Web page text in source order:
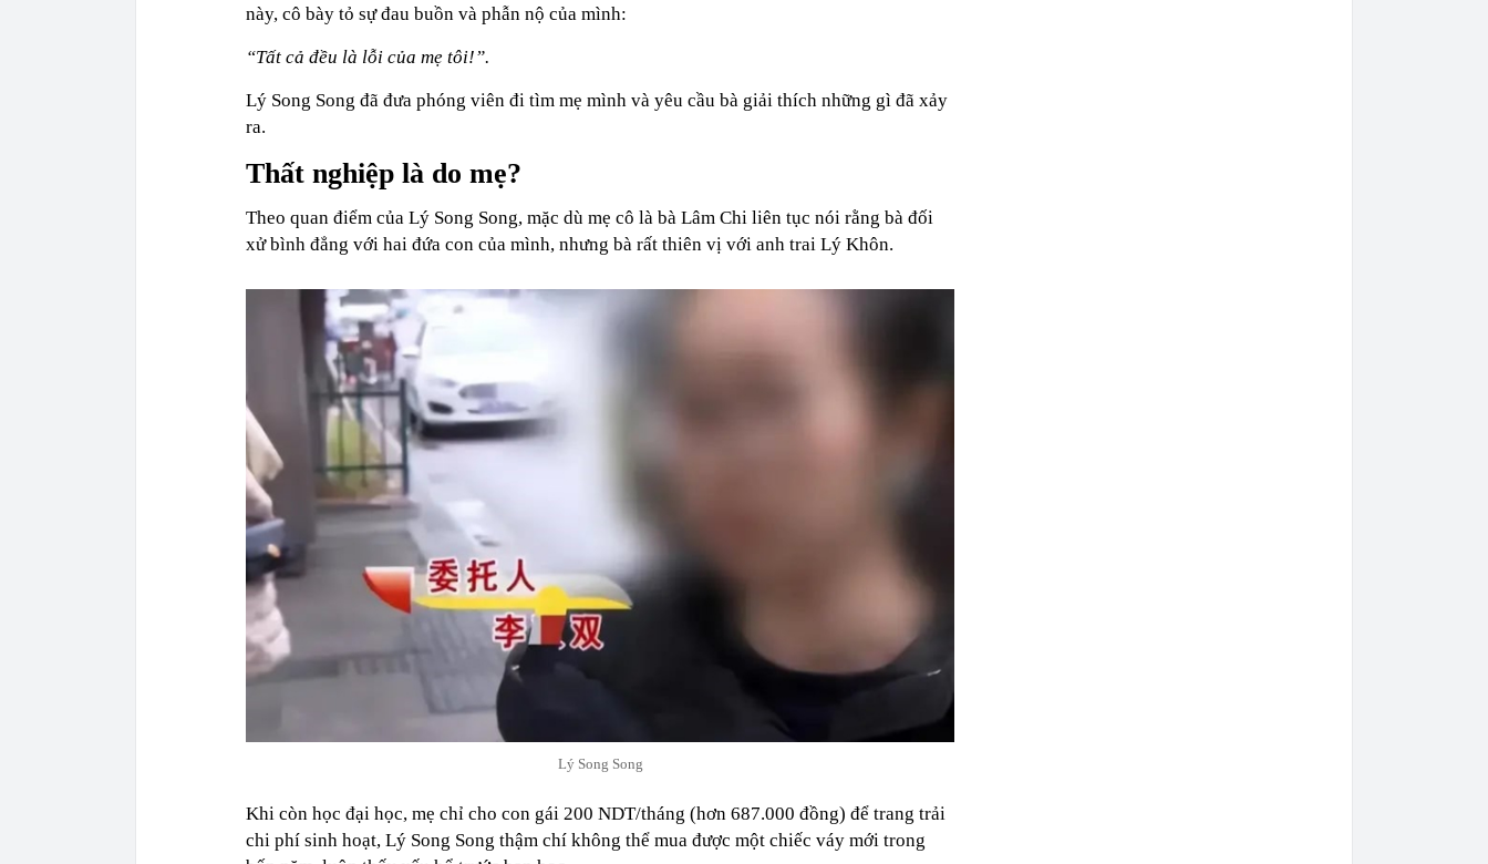
09:46
Công an thông báo khẩn đến người dùng VNeID thực hiện giao dịch
chuyển khoản sau
này, cô bày tỏ sự đau buồn và phẫn nộ của mình:
“Tất cả đều là lỗi của mẹ tôi!”.
Lý Song Song đã đưa phóng viên đi tìm mẹ mình và yêu cầu bà giải thích những gì đã xảy
ra.
Thất nghiệp là do mẹ?
Theo quan điểm của Lý Song Song, mặc dù mẹ cô là bà Lâm Chi liên tục nói rằng bà đối
xử bình đẳng với hai đứa con của mình, nhưng bà rất thiên vị với anh trai Lý Khôn.
Lý Song Song
Khi còn học đại học, mẹ chỉ cho con gái 200 NDT/tháng (hơn 687.000 đồng) để trang trải
chi phí sinh hoạt, Lý Song Song thậm chí không thể mua được một chiếc váy mới trong